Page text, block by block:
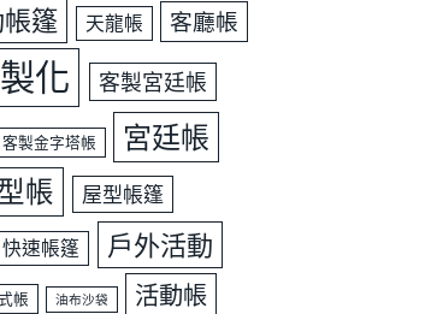
篷 天龍帳 客廳帳
化 客製宮廷帳
客製金字塔帳 宮廷帳
帳 屋型帳篷
快速帳篷 戶外活動
帳 油布沙袋 活動帳